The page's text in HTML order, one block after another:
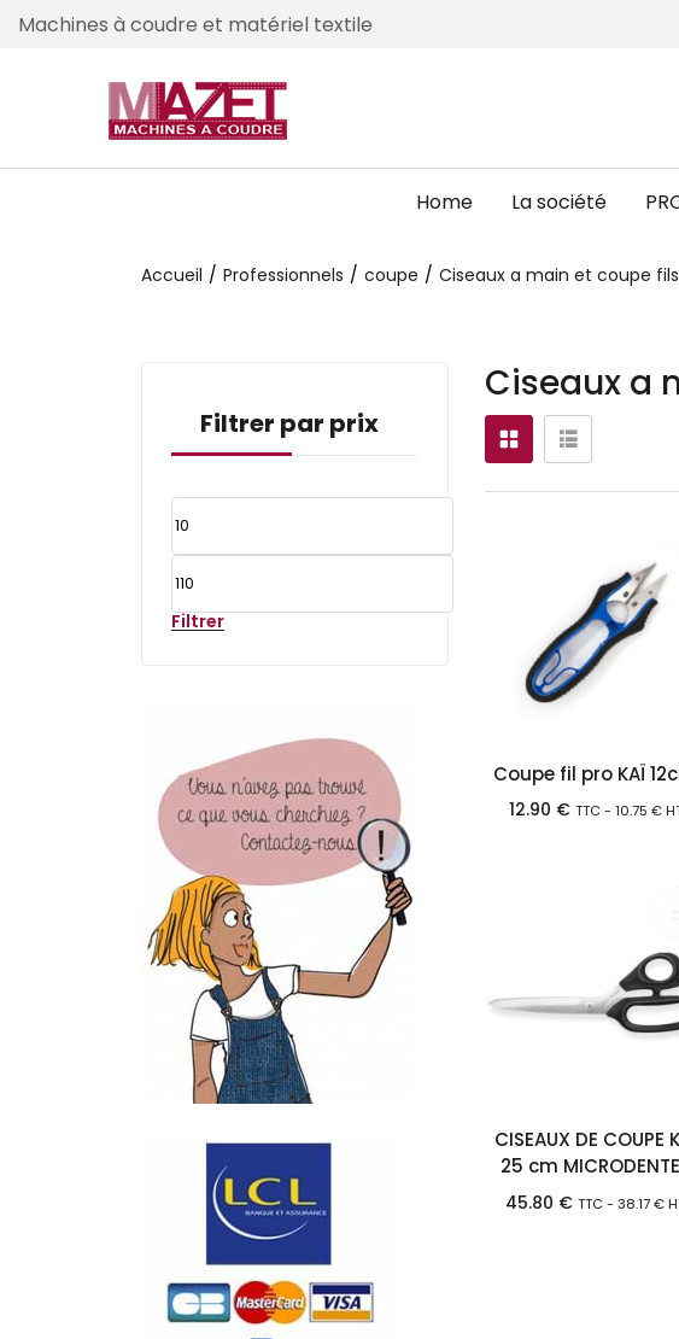
Machines à coudre et matériel textile
Home La société
Accueil Professionnels coupe Ciseaux a main et coupe fils
Filtrer par prix
Filtrer
Ciseaux a
Coupe fil pro KAÏ
12.90 € TTC - 10.75 €
CISEAUX DE COUPE
25 cm
45.80 € TTC -38.17€